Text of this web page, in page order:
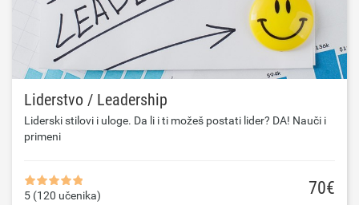
Liderstvo / Leadership
Liderski stilovi i uloge. Da li i ti možeš postati lider? DA! Nauči i
primeni
5 (120 učenika) 70€